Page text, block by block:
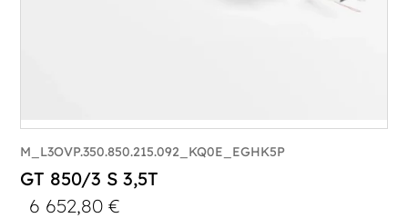
M_L3OVP.350.850.215.092_KQ0E_EGHK5P
GT 850/3 S 3,5T
6 652,80€